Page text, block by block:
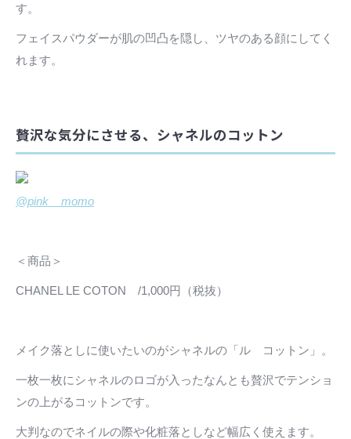
す。
フェイスパウダーが肌の凹凸を隠し、ツヤのある顔にしてく
れます。
贅沢な気分にさせる、シャネルのコットン
@pink__momo
＜商品＞
CHANEL LE COTON /1,000円（税抜）
メイク落としに使いたいのがシャネルの「ル コットン」。
一枚一枚にシャネルのロゴが入ったなんとも贅沢でテンショ
ンの上がるコットンです。
大判なのでネイルの際や化粧落としなど幅広く使えます。